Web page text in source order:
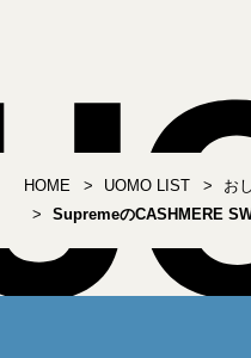
HOME UOMO LIST
お
SupremeのCASHMERE